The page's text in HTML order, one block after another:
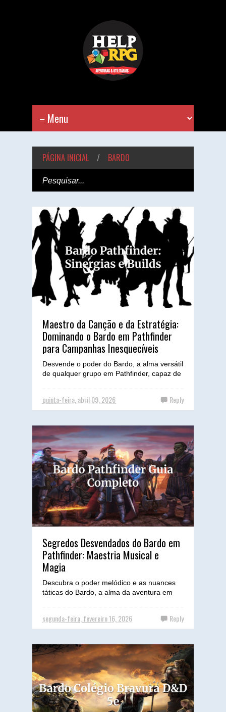
PÁGINA INICIAL / BARDO
Maestro da Canção e da Estratégia:
Dominando o Bardo em Pathfinder
para Campanhas Inesquecíveis
Desvende o poder do Bardo, a alma versátil
de qualquer grupo em Pathfinder, capaz de
quinta-feira, abril 09, 2026 Reply
Segredos Desvendados do Bardo em
Pathfinder: Maestria Musical e
Magia
Descubra o poder melódico e as nuances
táticas do Bardo, a alma da aventura em
segunda-feira, fevereiro 16, 2026 Reply